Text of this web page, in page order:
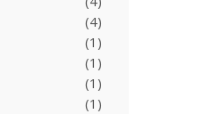
(4)
(1)
(1)
(1)
(1)